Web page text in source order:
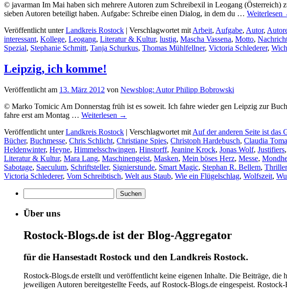
© javarman Im Mai haben sich mehrere Autoren zum Schreibexil in Leogang (Österreich)
sieben Autoren beteiligt haben. Aufgabe: Schreibe einen Dialog, in dem du … Weiterlesen
Veröffentlicht unter Landkreis Rostock | Verschlagwortet mit Arbeit, Aufgabe, Autor,
interessant, Kollege, Leogang, Literatur & Kultur, lustig, Mascha Vassena, Motto,
Spezial, Stephanie Schmitt, Tanja Schurkus, Thomas Mühlfellner, Victoria Schlederer,
Leipzig, ich komme!
Veröffentlicht am 13. März 2012 von Newsblog: Autor Philipp Bobrowski
© Marko Tomicic Am Donnerstag früh ist es soweit. Ich fahre wieder gen Leipzig zur
fahre erst am Montag … Weiterlesen →
Veröffentlicht unter Landkreis Rostock | Verschlagwortet mit Auf der anderen Seite ist das
Bücher, Buchmesse, Chris Schlicht, Christiane Spies, Christoph Hardebusch, Claudia
Heldenwinter, Heyne, Himmelsschwingen, Hinstorff, Jeanine Krock, Jonas Wolf, Justifiers,
Literatur & Kultur, Mara Lang, Maschinengeist, Masken, Mein böses Herz, Messe,
Sabotage, Saeculum, Schriftsteller, Signierstunde, Smart Magic, Stephan R. Bellem, Thriller
Victoria Schlederer, Vom Schreibtisch, Welt aus Staub, Wie ein Flügelschlag, Wolfszeit,
nach:
Über uns
Rostock-Blogs.de ist der Blog-Aggregator
für die Hansestadt Rostock und den Landkreis Rostock.
Rostock-Blogs.de erstellt und veröffentlicht keine eigenen Inhalte. Die Beiträge, die
jeweiligen Autoren bereitgestellte Feeds, auf Rostock-Blogs.de eingespeist.